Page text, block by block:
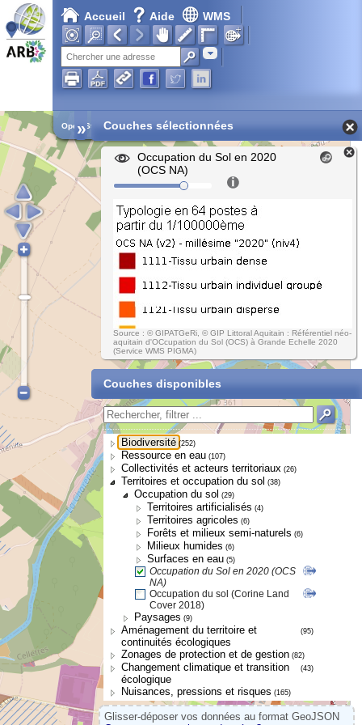
Accueil Aide WMS
Adresse
Open Street Map
» Couches sélectionnées
Occupation du Sol en 2020
(OCS NA)
Source : © GIPATGeRi, © GIP Littoral Aquitain : Référentiel néo-
aquitain d'OCcupation du Sol (OCS) à Grande Echelle 2020
(Service WMS PIGMA)
Couches disponibles
Biodiversité (252)
Ressource en eau (107)
Collectivités et acteurs territoriaux (26)
Territoires et occupation du sol (38)
Occupation du sol (29)
Territoires artificialisés (4)
Territoires agricoles (6)
Forêts et milieux semi-naturels (6)
Milieux humides (6)
Surfaces en eau (5)
Occupation du Sol en 2020 (OCS
NA)
Occupation du sol (Corine Land
Cover 2018)
Paysages (9)
Aménagement du territoire et
continuités écologiques
(95)
Zonages de protection et de gestion (82)
Changement climatique et transition
écologique
(43)
Nuisances, pressions et risques (165)
Glisser-déposer vos données au format GeoJSON